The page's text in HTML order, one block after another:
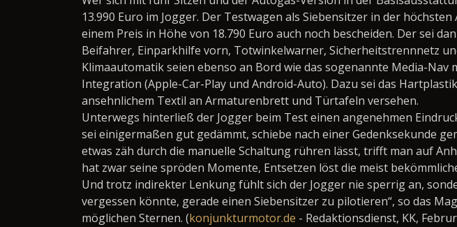
13.990 Euro im Jogger. Der Testwagen als Siebensitzer in der
einem Preis in Höhe von 18.790 Euro auch noch bescheiden. Der sei
Beifahrer, Einparkhilfe vorn, Totwinkelwarner, Sicherheitstrennnetz
Klimaautomatik seien ebenso an Bord wie das sogenannte Media-Nav
Integration (Apple-Car-Play und Android-Auto). Dazu sei das
ansehnlichem Textil an Armaturenbrett und Türtafeln versehen.
Unterwegs hinterließ der Jogger beim Test einen angenehmen
sei einigermaßen gut gedämmt, schiebe nach einer Gedenksekunde
etwas zäh durch die manuelle Schaltung rühren lässt, trifft man auf
hat zwar seine spröden Momente, Entsetzen löst die meist
Und trotz indirekter Lenkung fühlt sich der Jogger nie sperrig an,
vergessen könnte, gerade einen Siebensitzer zu pilotieren“, so das
möglichen Sternen. (konjunkturmotor.de - Redaktionsdienst, KK,